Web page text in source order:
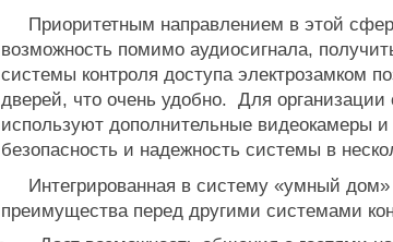
Приоритетным направлением в этой
возможность помимо аудиосигнала,
системы контроля доступа электрозамком
дверей, что очень удобно. Для
используют дополнительные видеокамеры
безопасность и надежность системы в
Интегрированная в систему «умный
преимущества перед другими системами